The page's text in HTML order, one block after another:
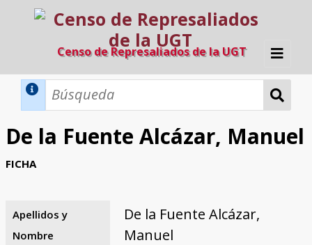
Censo de Represaliados de la UGT
Inicio
Razones y objetivos
El equipo
Colaboradores
Fuentes documentales
De la Fuente Alcázar, Manuel
FICHA
Apellidos y
Nombre
De la Fuente Alcázar,
Manuel